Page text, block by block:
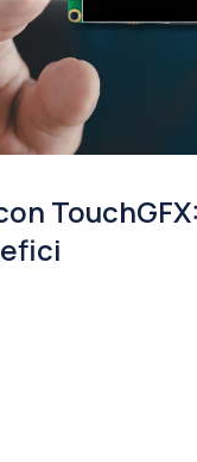
TouchGFX: